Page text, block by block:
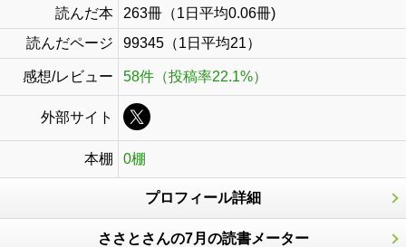
読んだ本
263冊（1日平均0.06冊)
読んだページ
99345（1日平均21）
感想/レビュー 58件（投稿率22.1%）
外部サイト
本棚 0棚
プロフィール詳細
ささとさんの7月の読書メーター